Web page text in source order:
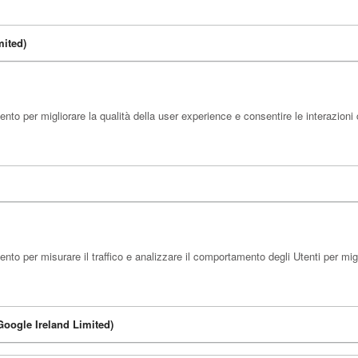
per migliorare la qualità della user experience e consentire le
per misurare il traffico e analizzare il comportamento degli Utenti per
Ireland Limited)